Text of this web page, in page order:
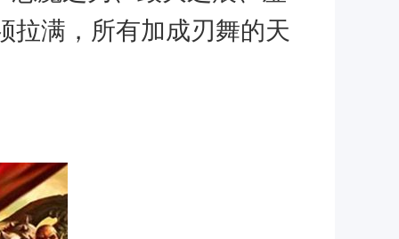
拉满，所有加成刃舞的天